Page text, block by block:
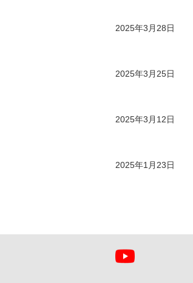
2025年3月28日
2025年3月25日
2025年3月12日
2025年1月23日